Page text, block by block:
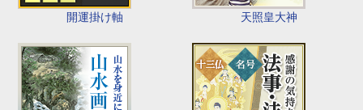
開運掛け軸 天照皇大神